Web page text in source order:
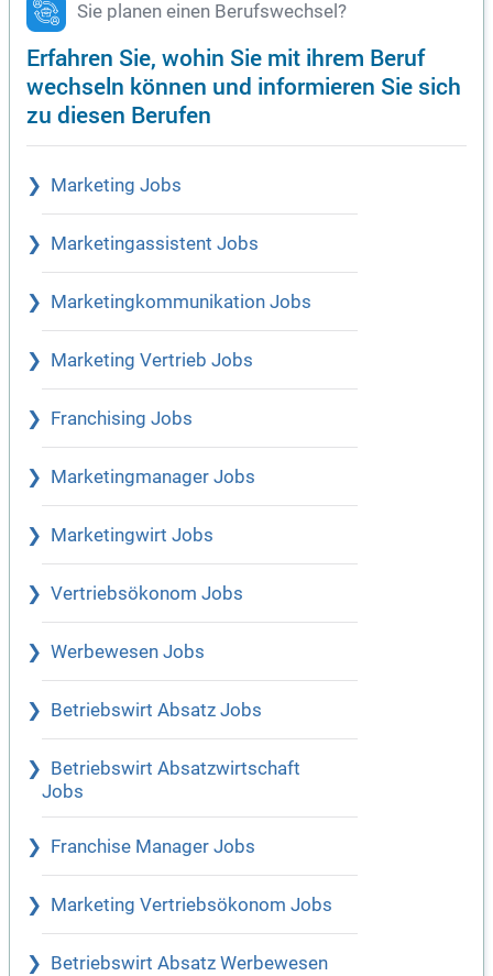
Sie planen einen Berufswechsel?
Erfahren Sie, wohin Sie mit ihrem Beruf
wechseln können und informieren Sie sich
zu diesen Berufen
Marketing Jobs
Marketingassistent Jobs
Marketingkommunikation Jobs
Marketing Vertrieb Jobs
Franchising Jobs
Marketingmanager Jobs
Marketingwirt Jobs
Vertriebsökonom Jobs
Werbewesen Jobs
Betriebswirt Absatz Jobs
Betriebswirt Absatzwirtschaft
Jobs
Franchise Manager Jobs
Marketing Vertriebsökonom Jobs
Betriebswirt Absatz Werbewesen